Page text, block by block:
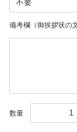
備考欄（御挨拶状の
数量